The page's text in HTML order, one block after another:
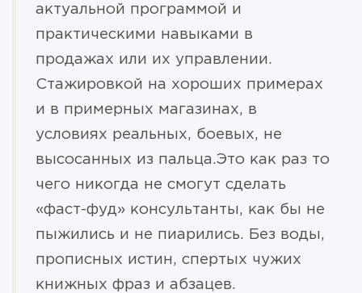
актуальной программой и
практическими навыками в
продажах или их управлении.
Стажировкой на хороших примерах
и в примерных магазинах, в
условиях реальных, боевых, не
высосанных из пальца.Это как раз то
чего никогда не смогут сделать
«фаст-фуд» консультанты, как бы не
пыжились и не пиарились. Без воды,
прописных истин, спертых чужих
книжных фраз и абзацев.